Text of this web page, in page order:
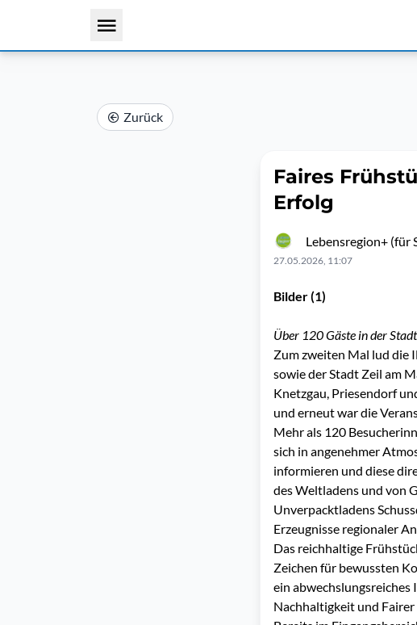
Zurück
Faires
Erfolg
Lebensregion+ (für
27.05.2026, 11:07
Bilder (1)
Über 120 Gäste in der
Zum zweiten Mal lud die
sowie der Stadt Zeil am
Knetzgau, Priesendorf
und erneut war die
Mehr als 120
sich in angenehmer
informieren und diese
des Weltladens und von
Unverpacktladens
Erzeugnisse regionaler
Das reichhaltige
Zeichen für bewussten
ein
Nachhaltigkeit und Fairer